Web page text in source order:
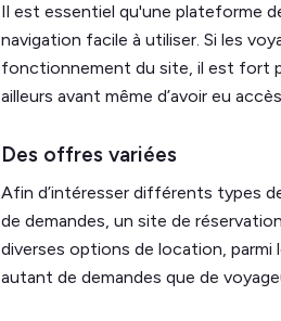
Il est essentiel qu'une plateforme
navigation facile à utiliser. Si les
fonctionnement du site, il est fort
ailleurs avant même d’avoir eu
Des offres variées
Afin d’intéresser différents types
de demandes, un site de
diverses options de location, parmi
autant de demandes que de